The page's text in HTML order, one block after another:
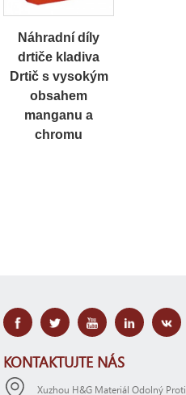
Náhradní díly
drtiče kladiva
Drtič s vysokým
obsahem
manganu a
chromu
KONTAKTUJTE NÁS
Xuzhou H&G Materiál Odolný